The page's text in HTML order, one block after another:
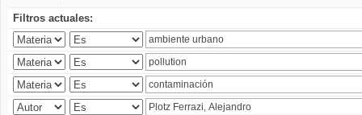
Filtros actuales: